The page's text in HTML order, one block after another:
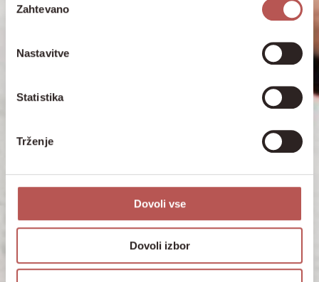
soglasja
Zahtevano
Nastavitve
Statistika
Trženje
Dovoli vse
Dovoli izbor